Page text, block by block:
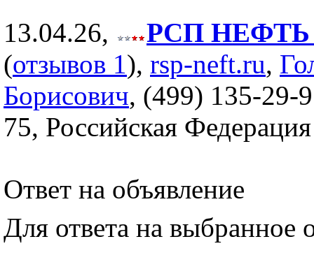
13.04.26,
РСП НЕФТЬ
(отзывов 1), rsp-neft.ru,
Борисович, (499) 135-29-
75, Российская Федерация
Ответ на объявление
Для ответа на выбранное